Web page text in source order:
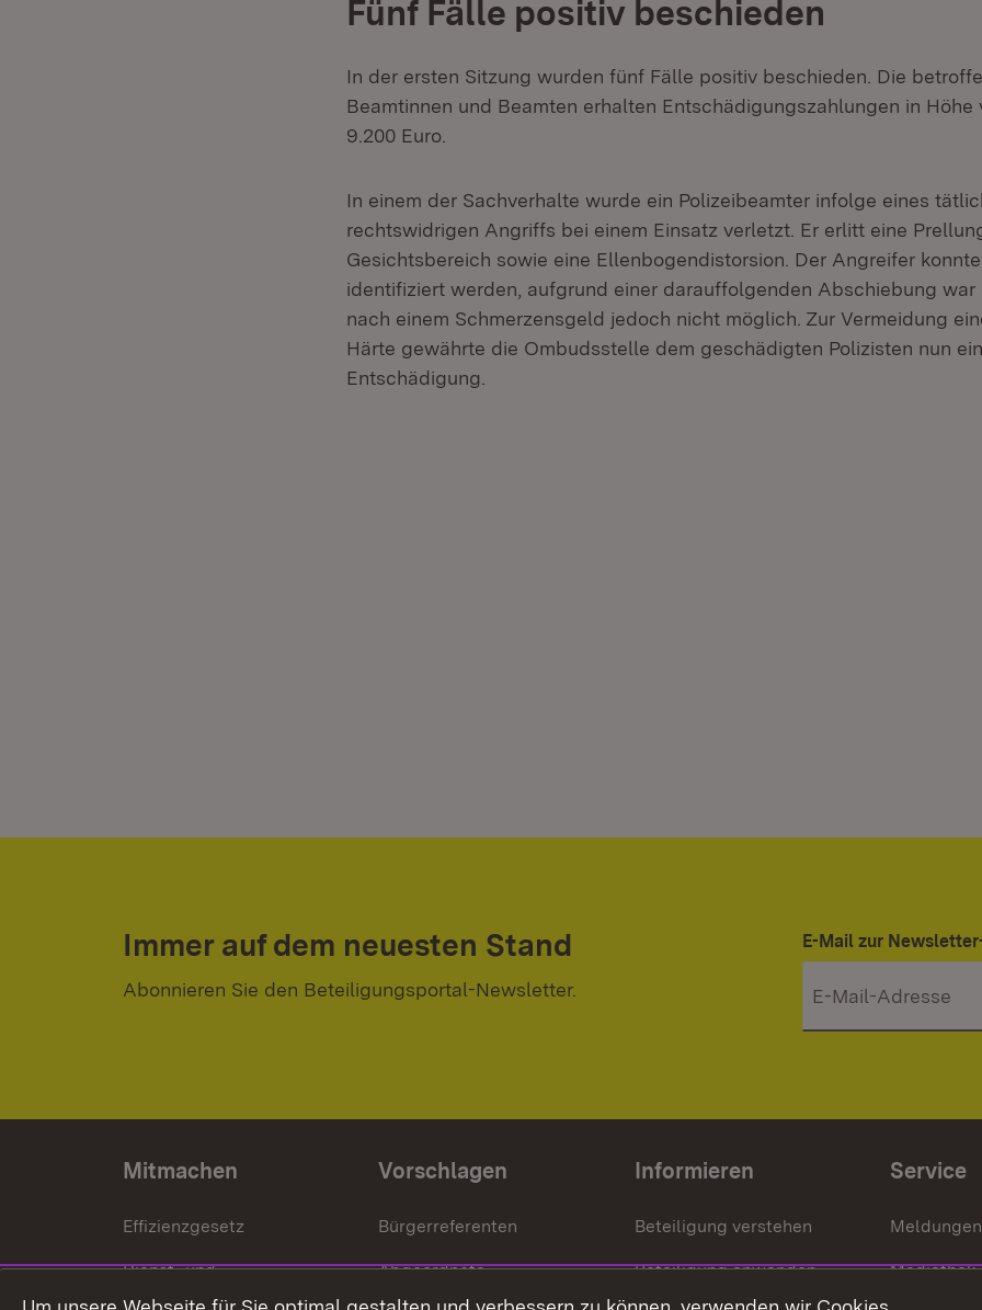
Fünf Fälle positiv beschieden
In der ersten Sitzung wurden fünf Fälle positiv beschieden. Die
Beamtinnen und Beamten erhalten Entschädigungszahlungen in Höhe
9.200 Euro.
In einem der Sachverhalte wurde ein Polizeibeamter infolge eines
rechtswidrigen Angriffs bei einem Einsatz verletzt. Er erlitt eine
Gesichtsbereich sowie eine Ellenbogendistorsion. Der Angreifer
identifiziert werden, aufgrund einer darauffolgenden Abschiebung war
nach einem Schmerzensgeld jedoch nicht möglich. Zur Vermeidung
Härte gewährte die Ombudsstelle dem geschädigten Polizisten nun
Entschädigung.
Immer auf dem neuesten Stand
Abonnieren Sie den Beteiligungsportal-Newsletter.
E-Mail zur
Mitmachen
Effizienzgesetz
Dienst- und
Versorgungsbezüge
Vorschlagen
Bürgerreferenten
Abgeordnete
Informieren
Beteiligung verstehen
Beteiligung anwenden
Service
Meldungen
Mediathek